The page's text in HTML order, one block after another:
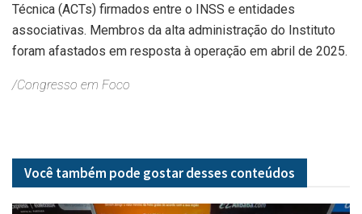
Técnica (ACTs) firmados entre o INSS e entidades
associativas. Membros da alta administração do Instituto
foram afastados em resposta à operação em abril de 2025.
/Congresso em Foco
Você também pode gostar desses conteúdos